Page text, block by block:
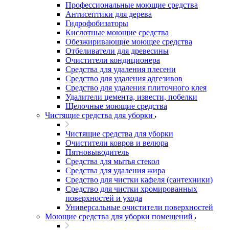
Профессиональные моющие средства
Антисептики для дерева
Гидрофобизаторы
Кислотные моющие средства
Обезжиривающие моющее средства
Отбеливатели для древесины
Очистители кондиционера
Средства для удаления плесени
Средство для удаления адгезивов
Средство для удаления плиточного клея
Удалители цемента, извести, побелки
Щелочные моющие средства
Чистящие средства для уборки
Чистящие средства для уборки
Очистители ковров и велюра
Пятновыводитель
Средства для мытья стекол
Средства для удаления жира
Средство для чистки кафеля (сантехники)
Средство для чистки хромированных
поверхностей и ухода
Универсальные очистители поверхностей
Моющие средства для уборки помещений